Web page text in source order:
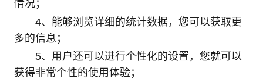
情况；
4、能够浏览详细的统计数据，您可以获取更
多的信息；
5、用户还可以进行个性化的设置，您就可以
获得非常个性的使用体验；